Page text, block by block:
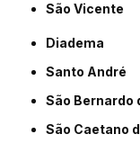
São Vicente
Diadema
Santo André
São
São Caetano